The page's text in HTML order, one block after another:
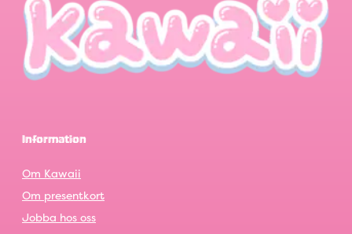
Information
Om Kawaii
Om presentkort
Jobba hos oss